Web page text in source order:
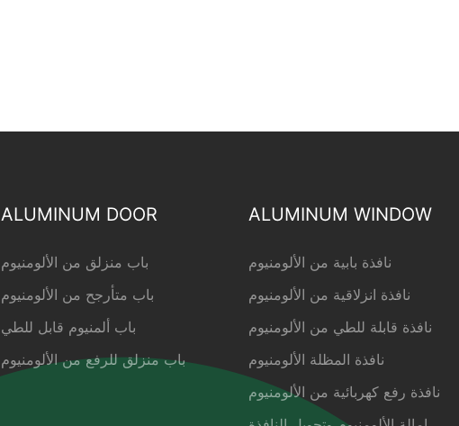
ALUMINUM DOOR
باب منزلق من الألومنيوم
باب متأرجح من الألومنيوم
باب ألمنيوم قابل للطي
باب منزلق للرفع من الألومنيوم
ALUMINUM WINDOW
نافذة بابية من الألومنيوم
نافذة انزلاقية من الألومنيوم
نافذة قابلة للطي من الألومنيوم
نافذة المظلة الألومنيوم
نافذة رفع كهربائية من الألومنيوم